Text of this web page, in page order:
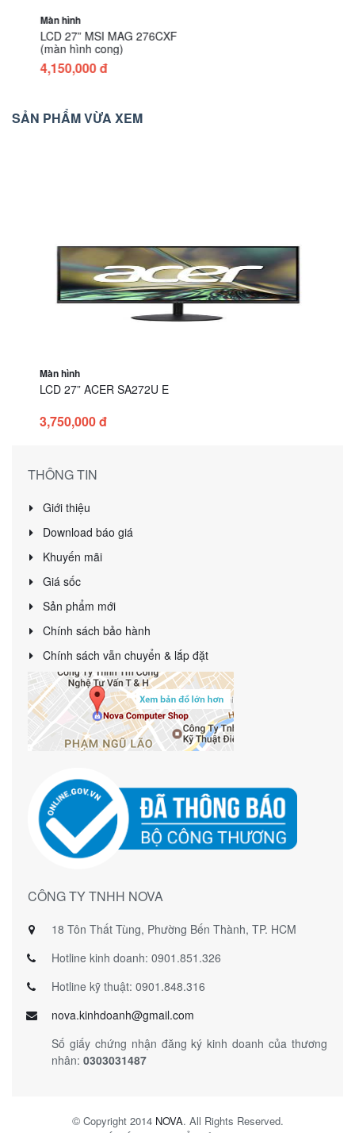
Màn hình
LCD 27” MSI MAG 276CXF
(màn hình cong)
4,150,000 đ
SẢN PHẨM VỪA XEM
Màn hình
LCD 27” ACER SA272U E
3,750,000 đ
THÔNG TIN
Giới thiệu
Download báo giá
Khuyến mãi
Giá sốc
Sản phẩm mới
Chính sách bảo hành
Chính sách vẫn chuyển & lắp đặt
CÔNG TY TNHH NOVA
18 Tôn Thất Tùng, Phường Bến Thành, TP. HCM
Hotline kinh doanh: 0901.851.326
Hotline kỹ thuật: 0901.848.316
nova.kinhdoanh@gmail.com
Số giấy chứng nhận đăng ký kinh doanh của thương
nhân: 0303031487
© Copyright 2014 NOVA. All Rights Reserved.